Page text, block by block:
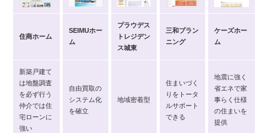
住商ホーム
SEIMUホー
ム
プラウデス
トレジデン
ス城東
三和プラン
ニング
ケーズホー
ム
新築戸建て
は地盤調査
を必ず行う
仲介では住
宅ローンに
強い
自由買取の
システム化
を確立
地域密着型
住まいづく
りをトータ
ルサポート
できる
地震に強く
省エネで家
事らく仕様
の住まいを
提供